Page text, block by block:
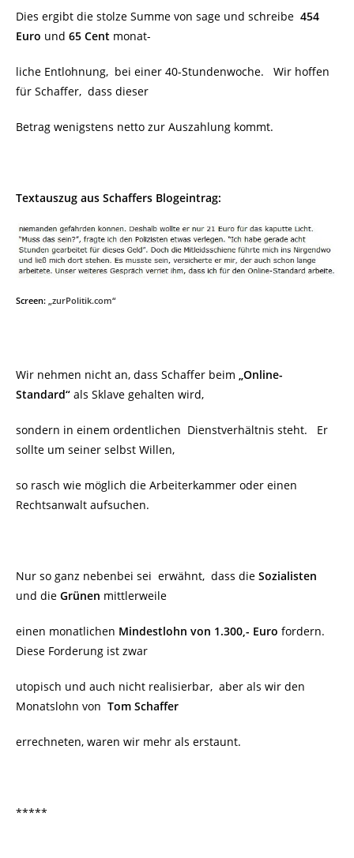
Dies ergibt die stolze Summe von sage und schreibe 454
Euro und 65 Cent monat-
liche Entlohnung, bei einer 40-Stundenwoche. Wir hoffen
für Schaffer, dass dieser
Betrag wenigstens netto zur Auszahlung kommt.
Textauszug aus Schaffers Blogeintrag:
Screen: „zurPolitik.com“
Wir nehmen nicht an, dass Schaffer beim „Online-
Standard“ als Sklave gehalten wird,
sondern in einem ordentlichen Dienstverhältnis steht. Er
sollte um seiner selbst Willen,
so rasch wie möglich die Arbeiterkammer oder einen
Rechtsanwalt aufsuchen.
Nur so ganz nebenbei sei erwähnt, dass die Sozialisten
und die Grünen mittlerweile
einen monatlichen Mindestlohn von 1.300,- Euro fordern.
Diese Forderung ist zwar
utopisch und auch nicht realisierbar, aber als wir den
Monatslohn von Tom Schaffer
errechneten, waren wir mehr als erstaunt.
*****